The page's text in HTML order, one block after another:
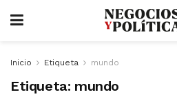
Inicio Etiqueta mundo
Etiqueta: mundo